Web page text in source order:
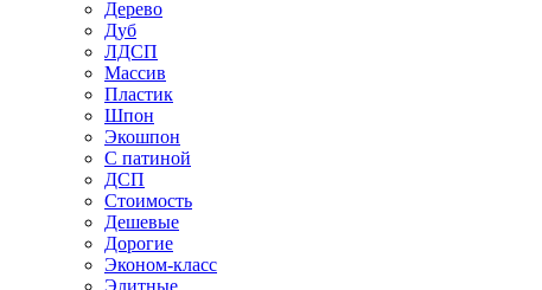
Дерево
Дуб
ЛДСП
Массив
Пластик
Шпон
Экошпон
С патиной
ДСП
Стоимость
Дешевые
Дорогие
Эконом-класс
Элитные